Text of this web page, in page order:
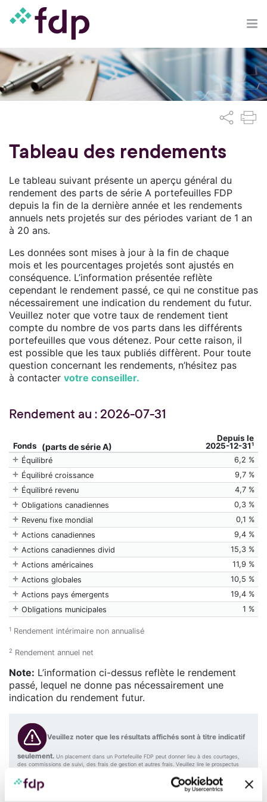
Tableau des rendements
Le tableau suivant présente un aperçu général du
rendement des parts de série A portefeuilles FDP
depuis la fin de la dernière année et les rendements
annuels nets projetés sur des périodes variant de 1 an
à 20 ans.
Les données sont mises à jour à la fin de chaque
mois et les pourcentages projetés sont ajustés en
conséquence. L’information présentée reflète
cependant le rendement passé, ce qui ne constitue pas
nécessairement une indication du rendement du futur.
Veuillez noter que votre taux de rendement tient
compte du nombre de vos parts dans les différents
portefeuilles que vous détenez. Pour cette raison, il
est possible que les taux publiés diffèrent. Pour toute
question concernant les rendements, n’hésitez pas
à contacter votre conseiller.
(parts de série A)
Rendement au : 2026-07-31
Fonds
Depuis le
2025-12-31¹
Équilibré
6,2 %
Équilibré croissance
9,7 %
Équilibré revenu
4,7 %
Obligations canadiennes
0,3 %
Revenu fixe mondial
0,1 %
Actions canadiennes
9,4 %
Actions canadiennes divid
15,3 %
Actions américaines
11,9 %
Actions globales
10,5 %
Actions pays émergents
19,4 %
Obligations municipales
1 %
1 Rendement intérimaire non annualisé
2 Rendement annuel net
Note: L’information ci-dessus reflète le rendement
passé, lequel ne donne pas nécessairement une
indication du rendement futur.
Veuillez noter que les résultats affichés sont à titre indicatif
seulement. Un placement dans un Portefeuille FDP peut donner lieu à des courtages,
des commissions de suivi, des frais de gestion et autres frais. Veuillez lire le prospectus
composé annuel historique, qui tient compte des fluctuations de la valeur du portefeuille et
du réinvestissement de toutes les distributions, et qui ne tient pas compte des